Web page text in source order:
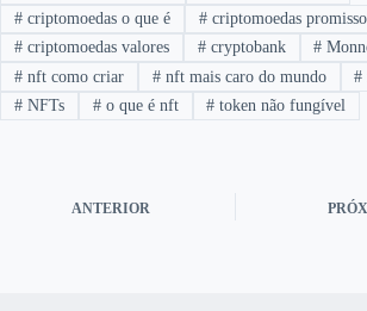
#criptomoedas o que é #criptomoedas
#criptomoedas valores #cryptobank #
#nft como criar #nft mais caro do mundo #
#NFTs #o que é nft # token não fungível
ANTERIOR